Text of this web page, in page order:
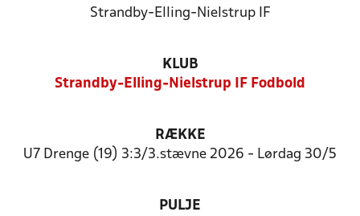
Strandby-Elling-Nielstrup IF
KLUB
Strandby-Elling-Nielstrup IF Fodbold
RÆKKE
U7 Drenge (19) 3:3/3.stævne 2026 - Lørdag 30/5
PULJE